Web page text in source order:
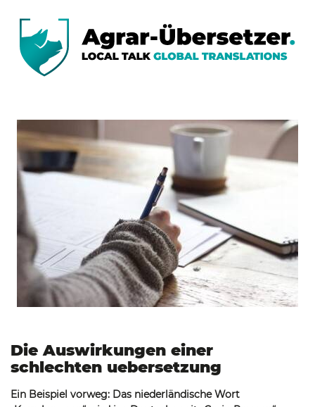
Die Auswirkungen einer
schlechten uebersetzung
Ein Beispiel vorweg: Das niederländische Wort